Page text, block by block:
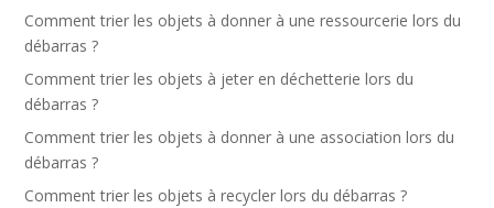
Comment trier les objets à donner à une ressourcerie lors du
débarras ?
Comment trier les objets à jeter en déchetterie lors du
débarras ?
Comment trier les objets à donner à une association lors du
débarras ?
Comment trier les objets à recycler lors du débarras ?